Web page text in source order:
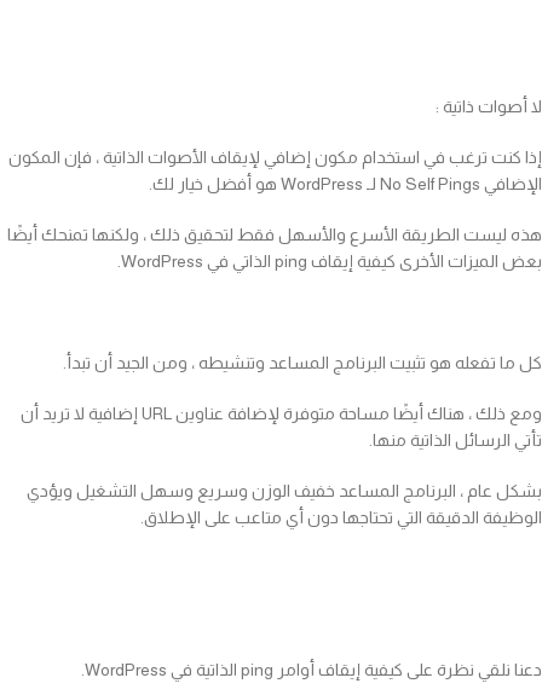
لا أصوات ذاتية :
إذا كنت ترغب في استخدام مكون إضافي لإيقاف الأصوات الذاتية ، فإن المكون
الإضافي No Self Pings لـ WordPress هو أفضل خيار لك.
هذه ليست الطريقة الأسرع والأسهل فقط لتحقيق ذلك ، ولكنها تمنحك أيضًا
بعض الميزات الأخرى كيفية إيقاف ping الذاتي في WordPress.
كل ما تفعله هو تثبيت البرنامج المساعد وتنشيطه ، ومن الجيد أن تبدأ.
ومع ذلك ، هناك أيضًا مساحة متوفرة لإضافة عناوين URL إضافية لا تريد أن
تأتي الرسائل الذاتية منها.
بشكل عام ، البرنامج المساعد خفيف الوزن وسريع وسهل التشغيل ويؤدي
الوظيفة الدقيقة التي تحتاجها دون أي متاعب على الإطلاق.
دعنا نلقي نظرة على كيفية إيقاف أوامر ping الذاتية في WordPress.